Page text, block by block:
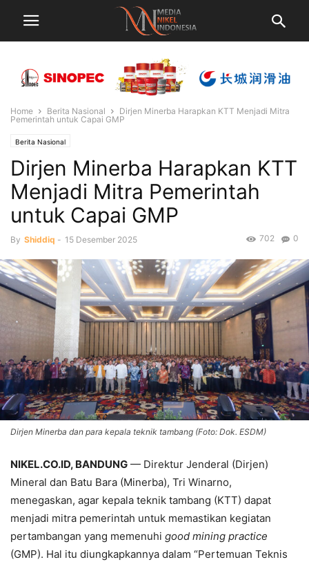
Home Berita Nasional
Dirjen Minerba Harapkan KTT Menjadi Mitra
Pemerintah untuk Capai GMP
Berita Nasional
Dirjen Minerba Harapkan KTT
Menjadi Mitra Pemerintah
untuk Capai GMP
By Shiddiq - 15 Desember 2025 0
702
Dirjen Minerba dan para kepala teknik tambang (Foto: Dok. ESDM)
NIKEL.CO.ID, BANDUNG — Direktur Jenderal (Dirjen)
Mineral dan Batu Bara (Minerba), Tri Winarno,
menegaskan, agar kepala teknik tambang (KTT) dapat
menjadi mitra pemerintah untuk memastikan kegiatan
pertambangan yang memenuhi good mining practice
(GMP). Hal itu diungkapkannya dalam “Pertemuan Teknis